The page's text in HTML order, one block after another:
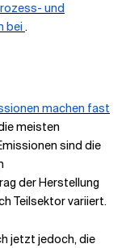
und
bei .
machen fast
meisten
sind die
der Herstellung
Teilsektor variiert.
jetzt jedoch, die